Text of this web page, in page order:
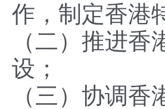
作，制定香港
（二）推进
设；
（三）协调